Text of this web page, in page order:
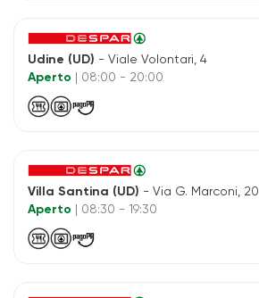
Udine (UD) - Viale Volontari, 4
Aperto
| 08:00 - 20:00
Villa Santina (UD) - Via G. Marconi, 20
Aperto
| 08:30 - 19:30